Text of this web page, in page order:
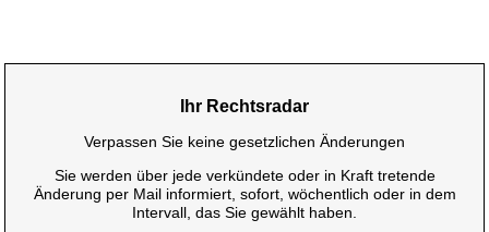
Ihr Rechtsradar
Verpassen Sie keine gesetzlichen Änderungen
Sie werden über jede verkündete oder in Kraft tretende
Änderung per Mail informiert, sofort, wöchentlich oder in dem
Intervall, das Sie gewählt haben.